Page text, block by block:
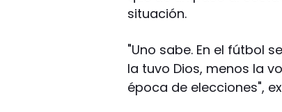
situación.
"Uno sabe. En el fútbol
la tuvo Dios, menos la
época de elecciones",